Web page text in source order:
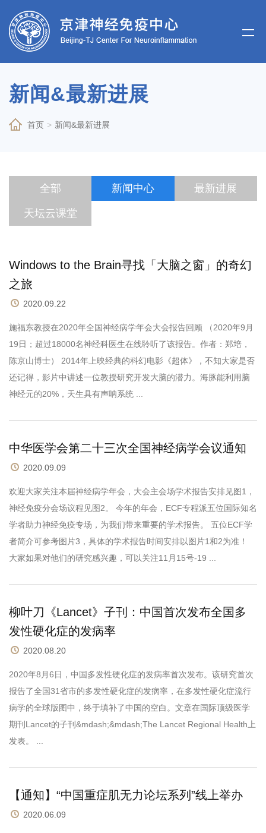
新闻&最新进展
首页 > 新闻&最新进展
全部 新闻中心 最新进展
天坛云课堂
Windows to the Brain寻找「大脑之窗」的奇幻
之旅
2020.09.22
施福东教授在2020年全国神经病学年会大会报告回顾 （2020年9月
19日；超过18000名神经科医生在线聆听了该报告。作者：郑培，
陈京山博士） 2014年上映经典的科幻电影《超体》，不知大家是否
还记得，影片中讲述一位教授研究开发大脑的潜力。海豚能利用脑
神经元的20%，天生具有声呐系统 ...
中华医学会第二十三次全国神经病学会议通知
2020.09.09
欢迎大家关注本届神经病学年会，大会主会场学术报告安排见图1，
神经免疫分会场议程见图2。 今年的年会，ECF专程派五位国际知名
学者助力神经免疫专场，为我们带来重要的学术报告。 五位ECF学
者简介可参考图片3，具体的学术报告时间安排以图片1和2为准！
大家如果对他们的研究感兴趣，可以关注11月15号-19 ...
柳叶刀《Lancet》子刊：中国首次发布全国多
发性硬化症的发病率
2020.08.20
2020年8月6日，中国多发性硬化症的发病率首次发布。该研究首次
报告了全国31省市的多发性硬化症的发病率，在多发性硬化症流行
病学的全球版图中，终于填补了中国的空白。文章在国际顶级医学
期刊Lancet的子刊&mdash;&mdash;The Lancet Regional Health上
发表。 ...
【通知】“中国重症肌无力论坛系列”线上举办
2020.06.09